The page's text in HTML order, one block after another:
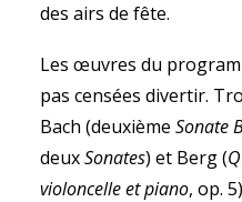
des airs de fête.
Les œuvres du
pas censées divertir.
Bach (deuxième Sonate
deuxSonates) et Berg (
violoncelle et piano, op.